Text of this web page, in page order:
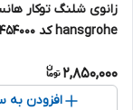
زانوی شلنگ توکار
hansgrohe کد 27454000
2,850,000
افزودن به